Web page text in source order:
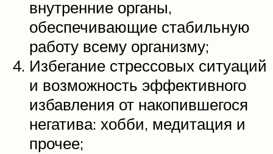
внутренние органы,
обеспечивающие стабильную
работу всему организму;
Избегание стрессовых ситуаций
и возможность эффективного
избавления от накопившегося
негатива: хобби, медитация и
прочее;